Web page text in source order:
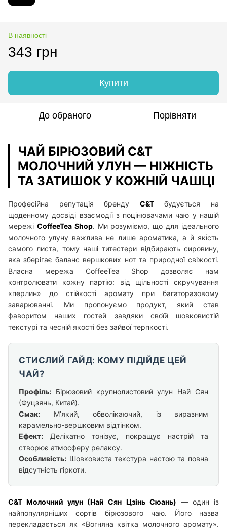
В наявності
343 грн
Купити
До обраного Порівняти
ЧАЙ БІРЮЗОВИЙ C&T
МОЛОЧНИЙ УЛУН — НІЖНІСТЬ
ТА ЗАТИШОК У КОЖНІЙ ЧАШЦІ
Професійна репутація бренду C&Tбудується на
щоденному досвіді взаємодії з поцінювачами чаю у нашій
мережі CoffeeTea Shop. Ми розуміємо, що для ідеального
молочного улуну важлива не лише ароматика, а й якість
самого листа, тому наші титестери відбирають сировину,
яка зберігає баланс вершкових нот та природної свіжості.
Власна мережа CoffeeTea Shop дозволяє нам
контролювати кожну партію: від щільності скручування
«перлин» до стійкості аромату при багаторазовому
заварюванні. Ми пропонуємо продукт, який став
фаворитом наших гостей завдяки своїй шовковистій
текстурі та чесній якості без зайвої терпкості.
СТИСЛИЙ ГАЙД: КОМУ ПІДІЙДЕ ЦЕЙ
ЧАЙ?
Профіль: Бірюзовий крупнолистовий улун Най Сян
(Фуцзянь, Китай).
Смак: М’який, обволікаючий, із виразним
карамельно-вершковим відтінком.
Ефект: Делікатно тонізує, покращує настрій та
створює атмосферу релаксу.
Особливість: Шовковиста текстура настою та повна
відсутність гіркоти.
C&T Молочний улун (Най Сян Цзінь Сюань) — один із
найпопулярніших сортів бірюзового чаю. Його назва
перекладається як «Вогняна квітка молочного аромату».